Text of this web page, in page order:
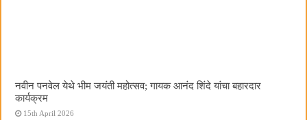
नवीन पनवेल येथे भीम जयंती महोत्सव; गायक आनंद शिंदे यांचा बहारदार
कार्यक्रम
15th April 2026